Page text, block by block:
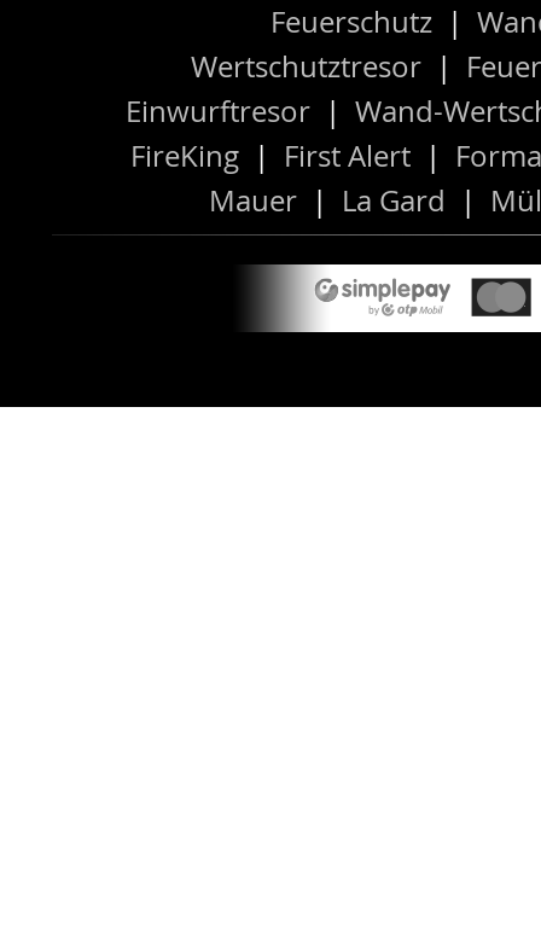
Feuerschutz |
Wertschutztresor|
Einwurftresor| Wand-
FireKing | First Alert |
Mauer | La Gard |